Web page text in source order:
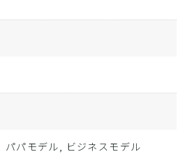
パパモデル, ビジネスモデル